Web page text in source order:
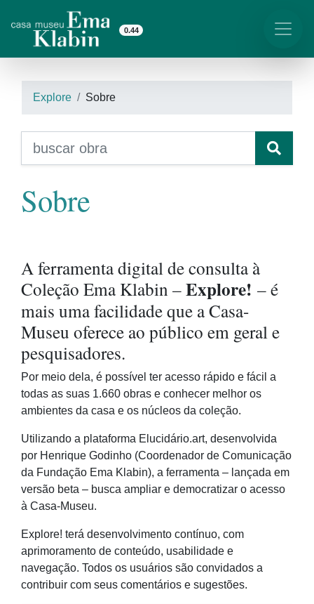
0.44
Explore Sobre
Sobre
A ferramenta digital de consulta à
Coleção Ema Klabin –Explore! – é
mais uma facilidade que a Casa-
Museu oferece ao público em geral e
pesquisadores.
Por meio dela, é possível ter acesso rápido e fácil a
todas as suas 1.660 obras e conhecer melhor os
ambientes da casa e os núcleos da coleção.
Utilizando a plataforma Elucidário.art, desenvolvida
por Henrique Godinho (Coordenador de Comunicação
da Fundação Ema Klabin), a ferramenta – lançada em
versão beta – busca ampliar e democratizar o acesso
à Casa-Museu.
Explore! terá desenvolvimento contínuo, com
aprimoramento de conteúdo, usabilidade e
navegação. Todos os usuários são convidados a
contribuir com seus comentários e sugestões.